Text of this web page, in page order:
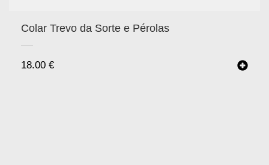
Colar Trevo da Sorte e Pérolas
18.00 €